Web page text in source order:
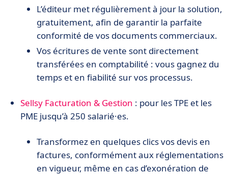
L’éditeur met régulièrement à jour la solution,
gratuitement, afin de garantir la parfaite
conformité de vos documents commerciaux.
Vos écritures de vente sont directement
transférées en comptabilité : vous gagnez du
temps et en fiabilité sur vos processus.
Sellsy Facturation & Gestion : pour les TPE et les
PME jusqu’à 250 salarié·es.
Transformez en quelques clics vos devis en
factures, conformément aux réglementations
en vigueur, même en cas d’exonération de